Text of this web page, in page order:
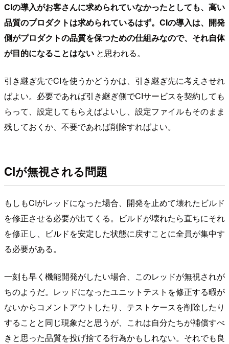
CIの導入がお客さんに求められていなかったとしても、高い
品質のプロダクトは求められているはず。CIの導入は、開発
側がプロダクトの品質を保つための仕組みなので、それ自体
が目的になることはない と思われる。
引き継ぎ先でCIを使うかどうかは、引き継ぎ先に考えさせれ
ばよい。必要であれば引き継ぎ側でCIサービスを契約しても
らって、設定してもらえばよいし、設定ファイルもそのまま
残しておくか、不要であれば削除すればよい。
CIが無視される問題
もしもCIがレッドになった場合、開発を止めて壊れたビルド
を修正させる必要が出てくる。ビルドが壊れたら直ちにそれ
を修正し、ビルドを安定した状態に戻すことに全員が集中す
る必要がある。
一刻も早く機能開発がしたい場合、このレッドが無視されが
ちのようだ。レッドになったユニットテストを修正する暇が
ないからコメントアウトしたり、テストケースを削除したり
することと同じ現象だと思うが、これは自分たちが補償すべ
きと思った品質を投げ捨てる行為かもしれない。それでも良